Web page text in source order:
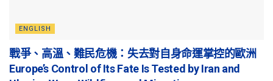
ENGLISH
戰爭、高溫、難民危機：失去對自身命運掌控的歐洲
Europe’s Control of Its Fate Is Tested by Iran and